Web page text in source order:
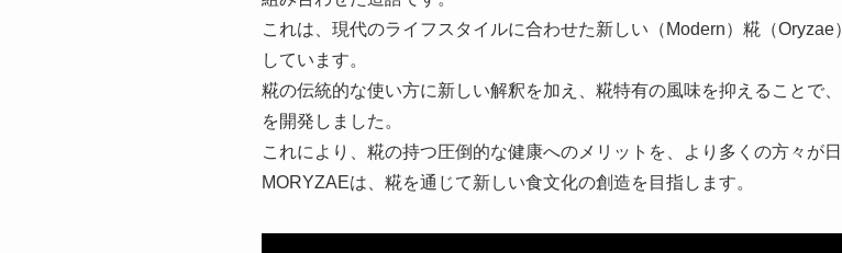
これは、現代のライフスタイルに合わせた新しい（Modern）糀（
しています。
糀の伝統的な使い方に新しい解釈を加え、糀特有の風味を抑えることで
を開発しました。
これにより、糀の持つ圧倒的な健康へのメリットを、より多くの方々が
MORYZAEは、糀を通じて新しい食文化の創造を目指します。